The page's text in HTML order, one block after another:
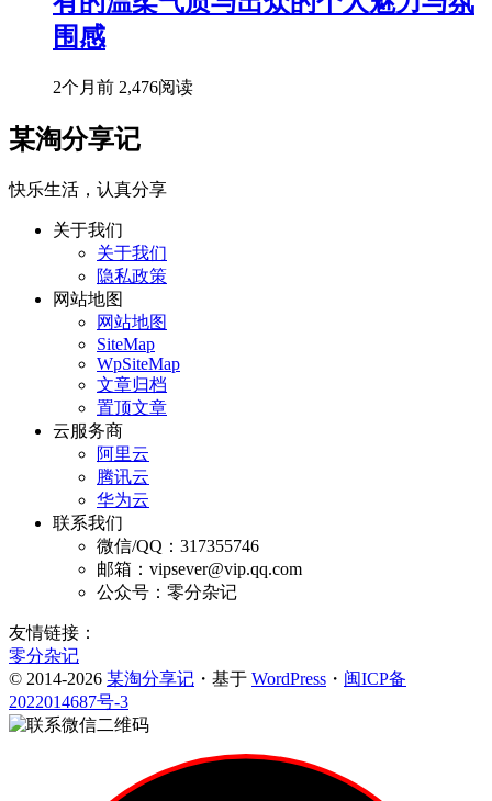
围感
2个月前 2,476阅读
某淘分享记
快乐生活，认真分享
关于我们
关于我们
隐私政策
网站地图
网站地图
SiteMap
WpSiteMap
文章归档
置顶文章
云服务商
阿里云
腾讯云
华为云
联系我们
微信/QQ：317355746
邮箱：vipsever@vip.qq.com
公众号：零分杂记
友情链接：
零分杂记
© 2014-2026 某淘分享记 ・基于 WordPress ・ 闽ICP备
2022014687号-3